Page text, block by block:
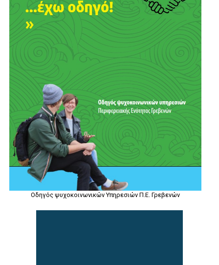
Οδηγός ψυχοκοινωνικών Υπηρεσιών Π.Ε. Γρεβενών